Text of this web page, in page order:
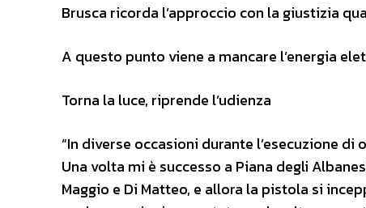
Brusca ricorda l’approccio con la giustizia
A questo punto viene a mancare l’energia
Torna la luce, riprende l’udienza
“In diverse occasioni durante l’esecuzione
Una volta mi è successo a Piana degli
Maggio e Di Matteo, e allora la pistola si